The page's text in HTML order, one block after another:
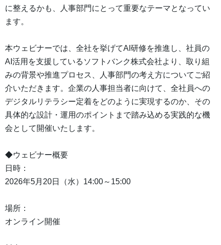
に整えるかも、人事部門にとって重要なテーマとなってい
ます。
本ウェビナーでは、全社を挙げてAI研修を推進し、社員の
AI活用を支援しているソフトバンク株式会社より、取り組
みの背景や推進プロセス、人事部門の考え方についてご紹
介いただきます。企業の人事担当者に向けて、全社員への
デジタルリテラシー定着をどのように実現するのか、その
具体的な設計・運用のポイントまで踏み込める実践的な機
会として開催いたします。
◆ウェビナー概要
日時：
2026年5月20日（水）14:00～15:00
場所：
オンライン開催